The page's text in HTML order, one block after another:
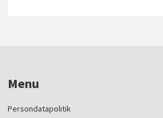
Menu
Persondatapolitik